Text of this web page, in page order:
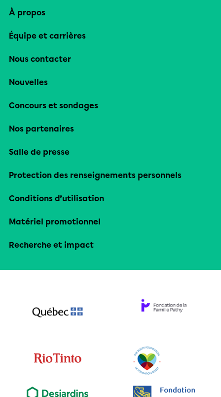
À propos
Équipe et carrières
Nous contacter
Nouvelles
Concours et sondages
Nos partenaires
Salle de presse
Protection des renseignements personnels
Conditions d’utilisation
Matériel promotionnel
Recherche et impact